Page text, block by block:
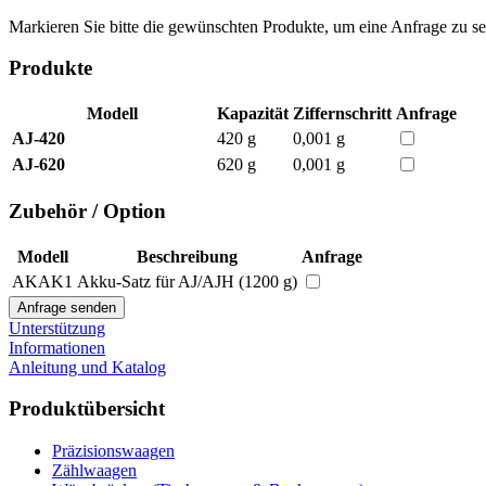
Markieren Sie bitte die gewünschten Produkte, um eine Anfrage zu
Produkte
Modell Kapazität Ziffernschritt Anfrage
AJ-420
420 g
0,001 g
AJ-620
620 g 0,001 g
Zubehör / Option
Modell Beschreibung
Anfrage
AKAK1 Akku-Satz für AJ/AJH (1200 g)
Unterstützung
Informationen
Anleitung und Katalog
Produktübersicht
Präzisionswaagen
Zählwaagen